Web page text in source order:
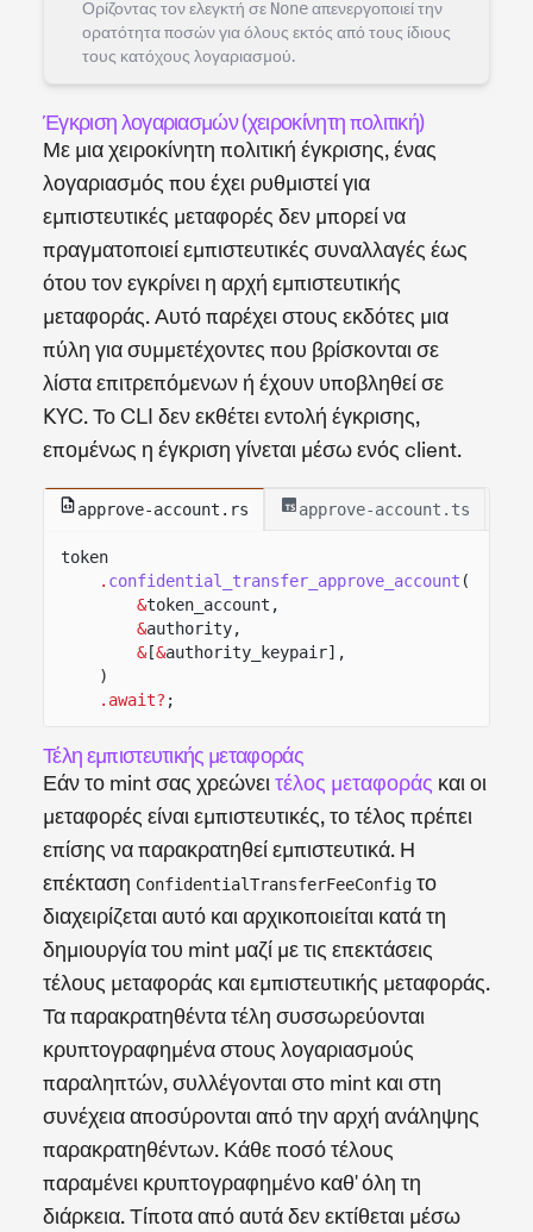
Ορίζοντας τον ελεγκτή σε Noneαπενεργοποιεί την
ορατότητα ποσών για όλους εκτός από τους ίδιους
τους κατόχους λογαριασμού.
Έγκριση λογαριασμών (χειροκίνητη πολιτική)
Με μια χειροκίνητη πολιτική έγκρισης, ένας
λογαριασμός που έχει ρυθμιστεί για
εμπιστευτικές μεταφορές δεν μπορεί να
πραγματοποιεί εμπιστευτικές συναλλαγές έως
ότου τον εγκρίνει η αρχή εμπιστευτικής
μεταφοράς. Αυτό παρέχει στους εκδότες μια
πύλη για συμμετέχοντες που βρίσκονται σε
λίστα επιτρεπόμενων ή έχουν υποβληθεί σε
KYC. Το CLI δεν εκθέτει εντολή έγκρισης,
επομένως η έγκριση γίνεται μέσω ενός client.
approve-account.rs approve-account.ts
token
. confidential_transfer_approve_account (
&token_account,
&authority,
&[&authority_keypair],
)
.await? ;
Τέλη εμπιστευτικής μεταφοράς
Εάν το mint σας χρεώνειτέλος μεταφοράς και οι
μεταφορές είναι εμπιστευτικές, το τέλος πρέπει
επίσης να παρακρατηθεί εμπιστευτικά. Η
επέκταση ConfidentialTransferFeeConfig το
διαχειρίζεται αυτό και αρχικοποιείται κατά τη
δημιουργία του mint μαζί με τις επεκτάσεις
τέλους μεταφοράς και εμπιστευτικής μεταφοράς.
Τα παρακρατηθέντα τέλη συσσωρεύονται
κρυπτογραφημένα στους λογαριασμούς
παραληπτών, συλλέγονται στο mint και στη
συνέχεια αποσύρονται από την αρχή ανάληψης
παρακρατηθέντων. Κάθε ποσό τέλους
παραμένει κρυπτογραφημένο καθ' όλη τη
διάρκεια. Τίποτα από αυτά δεν εκτίθεται μέσω